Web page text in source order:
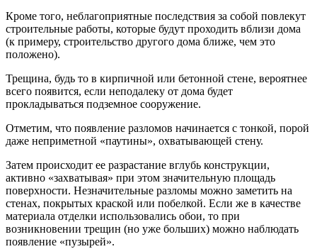
Кроме того, неблагоприятные последствия за собой повлекут
строительные работы, которые будут проходить вблизи дома
(к примеру, строительство другого дома ближе, чем это
положено).
Трещина, будь то в кирпичной или бетонной стене, вероятнее
всего появится, если неподалеку от дома будет
прокладываться подземное сооружение.
Отметим, что появление разломов начинается с тонкой, порой
даже неприметной «паутины», охватывающей стену.
Затем происходит ее разрастание вглубь конструкции,
активно «захватывая» при этом значительную площадь
поверхности. Незначительные разломы можно заметить на
стенах, покрытых краской или побелкой. Если же в качестве
материала отделки использовались обои, то при
возникновении трещин (но уже больших) можно наблюдать
появление «пузырей».